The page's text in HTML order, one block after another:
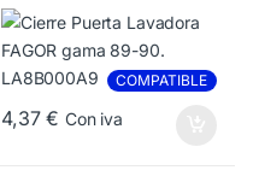
COMPATIBLE
4,37€ Con iva